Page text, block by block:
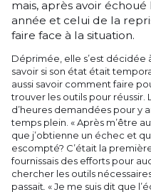
mais, après avoir
année et celui de la
faire face à la situation.
Déprimée, elle s’est décidée
savoir si son état était
aussi savoir comment faire
trouver les outils pour réussir.
d’heures demandées pour y
temps plein. « Après m’être
que j’obtienne un échec et
escompté? C’était la
fournissais des efforts pour
chercher les outils
passait.« Je me suis dit que